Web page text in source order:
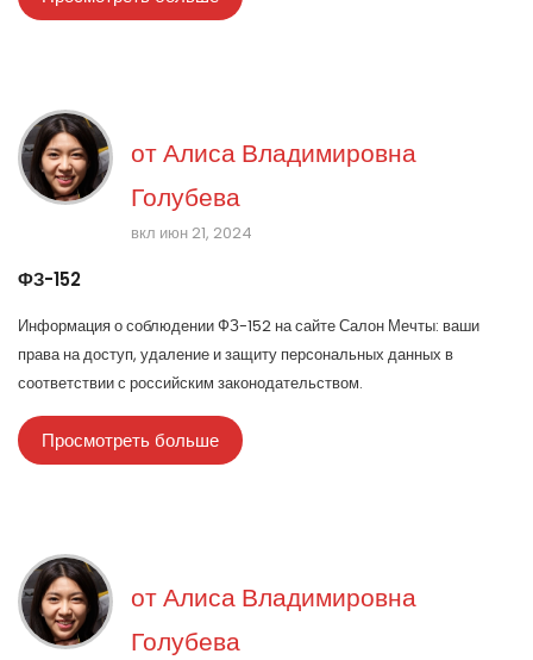
отАлиса Владимировна
Голубева
вкл июн 21, 2024
ФЗ-152
Информация о соблюдении ФЗ-152 на сайте Салон Мечты: ваши
права на доступ, удаление и защиту персональных данных в
соответствии с российским законодательством.
Просмотреть больше
отАлиса Владимировна
Голубева